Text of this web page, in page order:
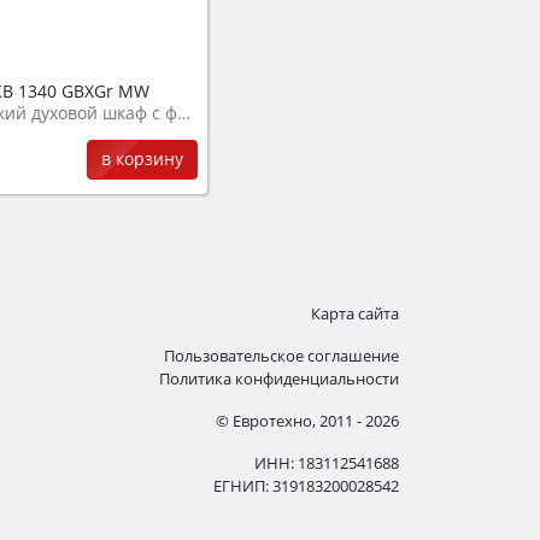
1340 GBXGr MW
Электрический духовой шкаф с функцией СВЧ
в корзину
Карта сайта
Пользовательское соглашение
Политика конфиденциальности
© Евротехно, 2011 - 2026
ИНН: 183112541688
ЕГНИП: 319183200028542